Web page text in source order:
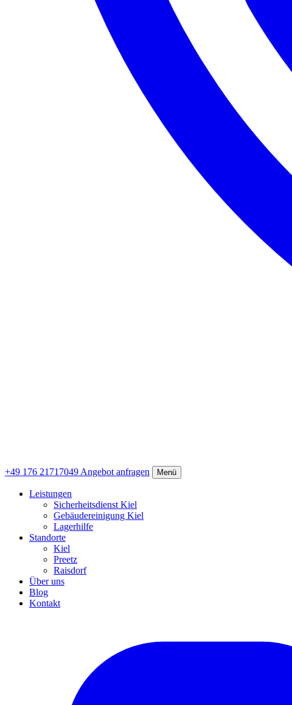
+49 176 21717049 Angebot anfragen Menü
Leistungen
Sicherheitsdienst Kiel
Gebäudereinigung Kiel
Lagerhilfe
Standorte
Kiel
Preetz
Raisdorf
Über uns
Blog
Kontakt